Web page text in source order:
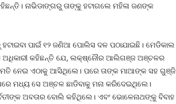
ନାଭିଡାଙ୍ଗରୁ ତାଙ୍କୁ ହଟାଗଲେ ମହିଳା ଜଣଙ୍କ
ପାଇଁ ୧୨ ଜଣିଆ ପୋଲିସ ଦଳ ପଠାଯାଇଛି। ମେଡିକାଲ
ଅଧିକାରୀ କହିଛନ୍ତି ଯେ, ଲକ୍ଷ୍ନୌର ଆଲିଗଞ୍ଜ ଅଞ୍ଚଳର
ନେଇ ଏଠାକୁ ଆସିଥିଲେ। ପରେ ତାଙ୍କ ମାଆଙ୍କ ସହ ଗୁଞ୍ଜି
ମଧ୍ୟ ସେ ଅଞ୍ଚଳ ଛାଡିବାକୁ ମନା କରିଦେଇଥିଲେ।
ଅବତାର ବୋଲି କହିଥିଲେ। ଏବଂ ଭୋଳେନାଥଙ୍କୁ ବିବାହ